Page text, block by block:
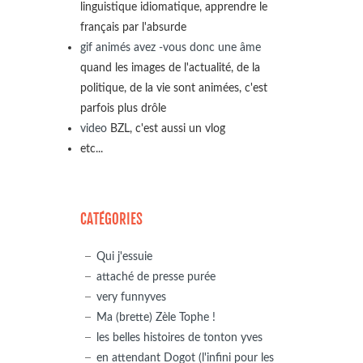
linguistique idiomatique, apprendre le
français par l'absurde
gif animés avez -vous donc une âme
quand les images de l'actualité, de la
politique, de la vie sont animées, c'est
parfois plus drôle
video BZL, c'est aussi un vlog
etc...
CATÉGORIES
Qui j'essuie
attaché de presse purée
very funnyves
Ma (brette) Zèle Tophe !
les belles histoires de tonton yves
en attendant Dogot (l'infini pour les